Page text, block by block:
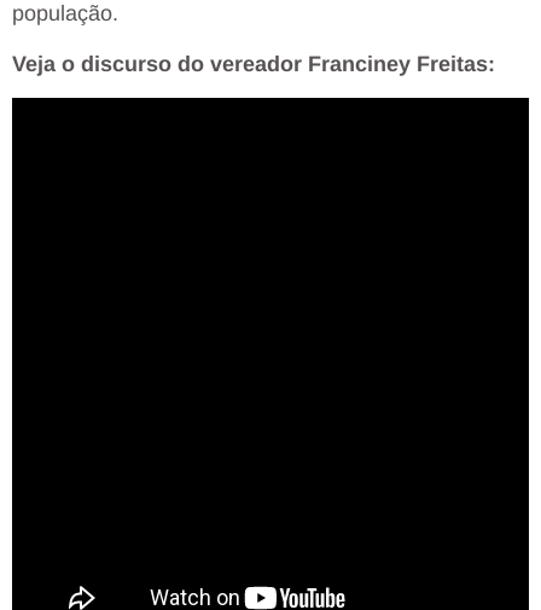
população.
Veja o discurso do vereador Franciney Freitas: